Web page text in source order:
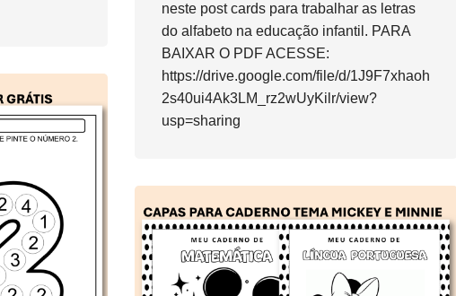
neste post cards para trabalhar as letras
do alfabeto na educação infantil. PARA
BAIXAR O PDF ACESSE:
https://drive.google.com/file/d/1J9F7xhaoh
2s40ui4Ak3LM_rz2wUyKilr/view?
usp=sharing